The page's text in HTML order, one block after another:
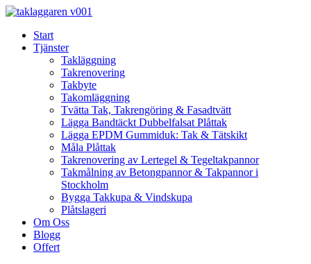
Skip
contentStart
Tjänster
Takläggning
Takrenovering
Takbyte
Takomläggning
Tvätta Tak, Takrengöring & Fasadtvätt
Lägga Bandtäckt Dubbelfalsat Plåttak
Lägga EPDM Gummiduk: Tak & Tätskikt
Måla Plåttak
Takrenovering av Lertegel & Tegeltakpannor
Takmålning av Betongpannor & Takpannor i
Stockholm
Bygga Takkupa & Vindskupa
Plåtslageri
Om Oss
Blogg
Offert